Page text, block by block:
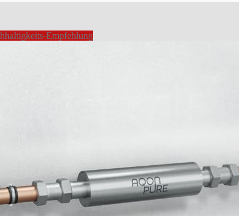
Empfehlung